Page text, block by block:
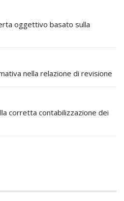
oggettivo basato sulla
nella relazione di revisione
corretta contabilizzazione dei